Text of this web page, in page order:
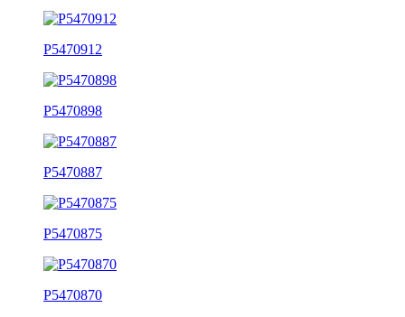
P5470912
P5470898
P5470887
P5470875
P5470870